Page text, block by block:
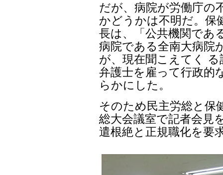
だが、病院が労働庁の
かどうかは不明だ。保
長は、「公共機関であ
病院である全南大病院
が、現在聞こえてく
弁護士を雇って行政的
らかにした。
そのため民主労総と保
総大会議室で記者会見
遣根絶と正規職化を要